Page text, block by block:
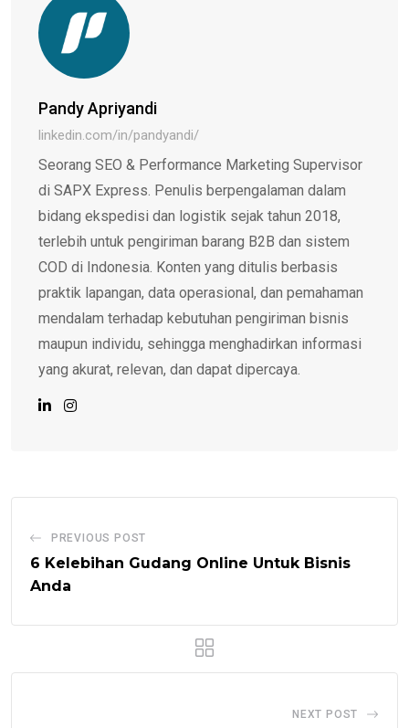
Pandy Apriyandi
linkedin.com/in/pandyandi/
Seorang SEO & Performance Marketing Supervisor
di SAPX Express. Penulis berpengalaman dalam
bidang ekspedisi dan logistik sejak tahun 2018,
terlebih untuk pengiriman barang B2B dan sistem
COD di Indonesia. Konten yang ditulis berbasis
praktik lapangan, data operasional, dan pemahaman
mendalam terhadap kebutuhan pengiriman bisnis
maupun individu, sehingga menghadirkan informasi
yang akurat, relevan, dan dapat dipercaya.
PREVIOUS POST
6 Kelebihan Gudang Online Untuk Bisnis
Anda
NEXT POST